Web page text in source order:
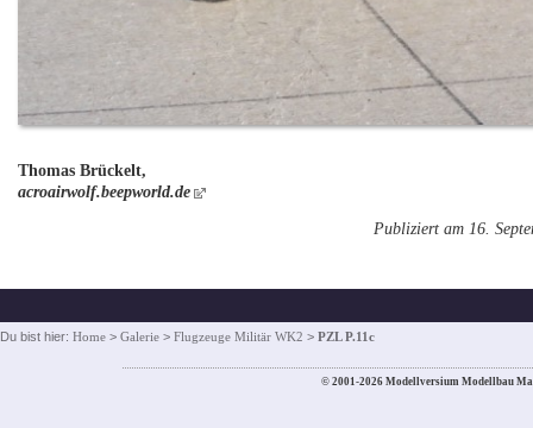
Thomas Brückelt,
acroairwolf.beepworld.de
Publiziert am 16.
Du bist hier: Home > Galerie > Flugzeuge Militär WK2 > PZL P.11c
© 2001-2026 Modellversium Modellbau